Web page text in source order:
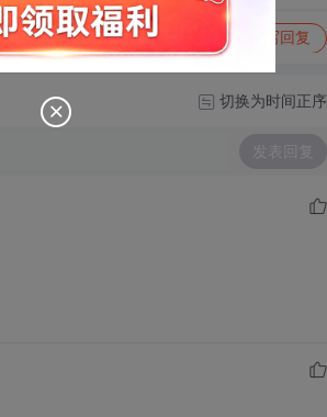
报 写回复
切换为时间正序
发表回复